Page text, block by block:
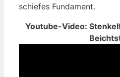
schiefes Fundament.
Youtube-Video: